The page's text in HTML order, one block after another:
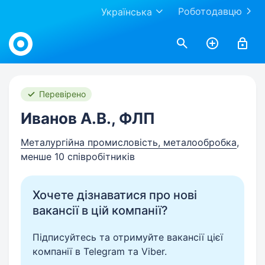
Роботодавцю
Українська
Work.ua
Перевірено
Иванов А.В., ФЛП
Металургійна промисловість, металообробка,
менше 10 співробітників
Хочете дізнаватися про нові
вакансії в цій компанії?
Підписуйтесь та отримуйте вакансії цієї
компанії в Telegram та Viber.